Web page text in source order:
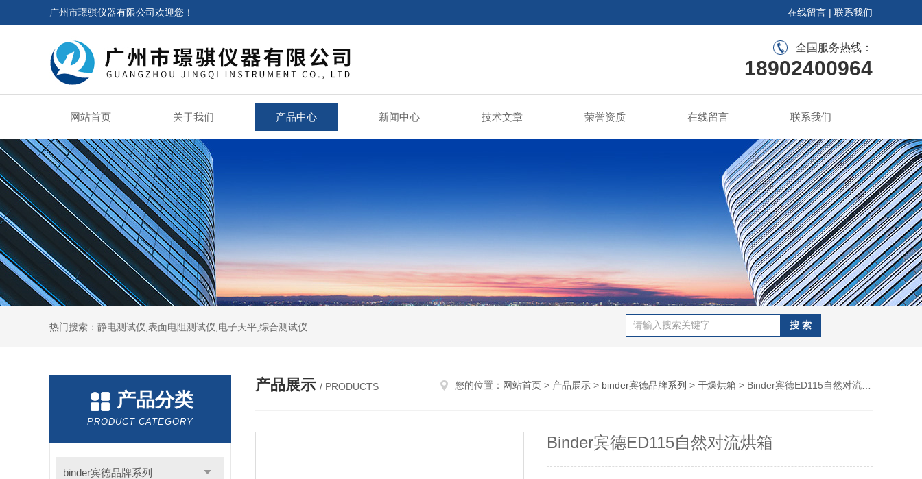
广州市璟骐仪器有限公司欢迎您！ 在线留言 | 联系我们
全国服务热线：
18902400964
网站首页 关于我们 产品中心 新闻中心 技术文章 荣誉资质 在线留言 联系我们
热门搜索：静电测试仪,表面电阻测试仪,电子天平,综合测试仪
产品分类
PRODUCT CATEGORY
binder宾德品牌系列
产品展示 / PRODUCTS 您的位置： 网站首页 > 产品展示 > binder宾德品牌系列 > 干燥烘箱 > Binder宾德ED115自然对流烘箱
Binder宾德ED115自然对流烘箱